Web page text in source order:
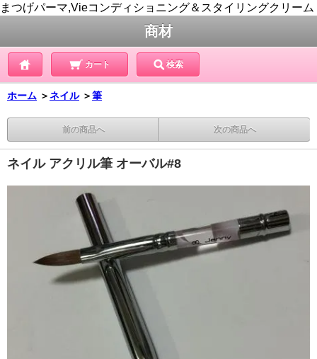
まつげパーマ,Vieコンディショニング＆スタイリングクリーム
商材
カート 検索
ホーム ＞ネイル ＞筆
前の商品へ 次の商品へ
ネイル アクリル筆 オーバル#8